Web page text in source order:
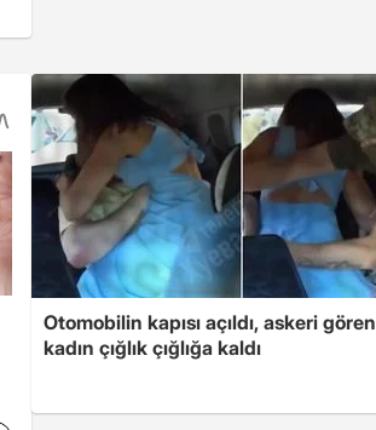
Otomobilin kapısı açıldı, askeri gören
kadın çığlık çığlığa kaldı